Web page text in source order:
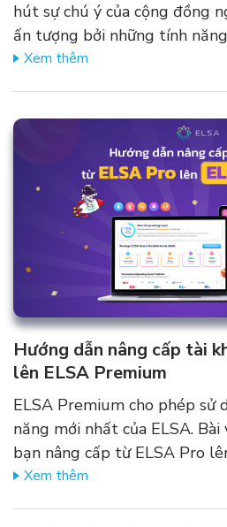
hút sự chú ý của cộng đồng
ấn tượng bởi những tính
Xem thêm
Hướng dẫn nâng cấp tài
lên ELSA Premium
ELSA Premium cho phép sử
năng mới nhất của ELSA.
bạn nâng cấp từ ELSA Pro
Xem thêm